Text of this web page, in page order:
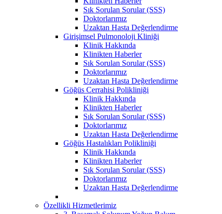
Sık Sorulan Sorular (SSS)
Doktorlarımız
Uzaktan Hasta Değerlendirme
Girişimsel Pulmonoloji Kliniği
Klinik Hakkında
Klinikten Haberler
Sık Sorulan Sorular (SSS)
Doktorlarımız
Uzaktan Hasta Değerlendirme
Göğüs Cerrahisi Polikliniği
Klinik Hakkında
Klinikten Haberler
Sık Sorulan Sorular (SSS)
Doktorlarımız
Uzaktan Hasta Değerlendirme
Göğüs Hastalıkları Polikliniği
Klinik Hakkında
Klinikten Haberler
Sık Sorulan Sorular (SSS)
Doktorlarımız
Uzaktan Hasta Değerlendirme
Özellikli Hizmetlerimiz